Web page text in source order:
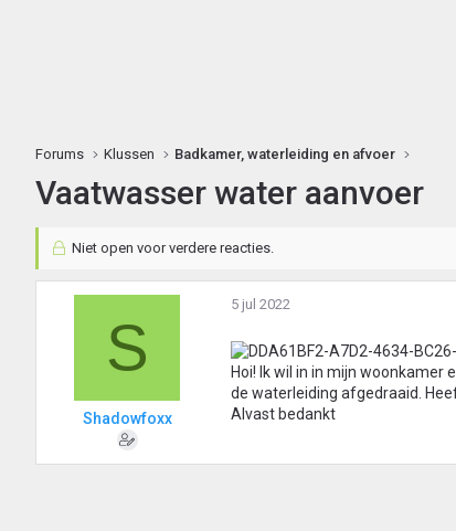
Forums Klussen Badkamer, waterleiding en afvoer
Vaatwasser water aanvoer
Niet open voor verdere reacties.
S
Shadowfoxx
5 jul 2022
Hoi! Ik wil in in mijn woonkamer
de waterleiding afgedraaid.
Alvast bedankt